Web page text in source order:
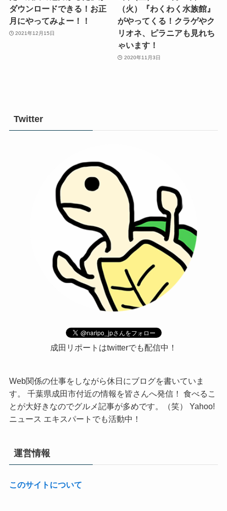
ダウンロードできる！お正
月にやってみよー！！
2021年12月15日
（火）『わくわく水族館』
がやってくる！クラゲやク
リオネ、ピラニアも見れち
ゃいます！
2020年11月3日
Twitter
成田リポートはtwitterでも配信中！
Web関係の仕事をしながら休日にブログを書いていま
す。 千葉県成田市付近の情報を皆さんへ発信！ 食べるこ
とが大好きなのでグルメ記事が多めです。（笑） Yahoo!
ニュース エキスパートでも活動中！
運営情報
このサイトについて